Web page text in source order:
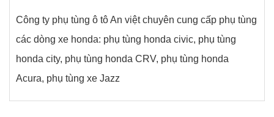
Công ty phụ tùng ô tô An việt chuyên cung cấp phụ tùng
các dòng xe honda: phụ tùng honda civic, phụ tùng
honda city, phụ tùng honda CRV, phụ tùng honda
Acura, phụ tùng xe Jazz